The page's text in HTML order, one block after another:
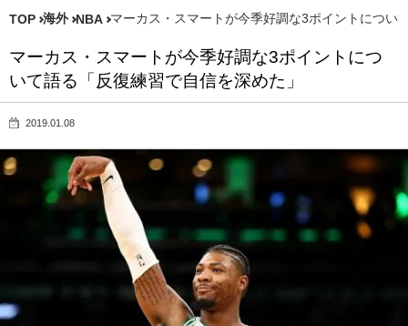
TOP 海外 NBA マーカス・スマートが今季好調な3ポイントについ
マーカス・スマートが今季好調な3ポイントにつ
いて語る「反復練習で自信を深めた」
2019.01.08